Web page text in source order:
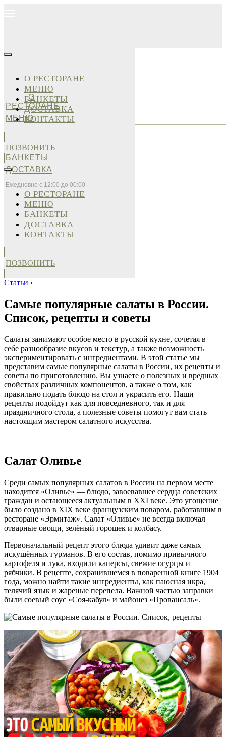
О
РЕСТОРАНЕ
МЕНЮ
БАНКЕТЫ
ДОСТАВКА
Ежедневно с 12:00 до 00:00
О РЕСТОРАНЕ
МЕНЮ
БАНКЕТЫ
ДОСТАВКА
КОНТАКТЫ
ПОЗВОНИТЬ
О РЕСТОРАНЕ
МЕНЮ
БАНКЕТЫ
ДОСТАВКА
КОНТАКТЫ
ПОЗВОНИТЬ
Статьи ›
Самые популярные салаты в России.
Список, рецепты и советы
Салаты занимают особое место в русской кухне, сочетая в
себе разнообразие вкусов и текстур, а также возможность
экспериментировать с ингредиентами. В этой статье мы
представим самые популярные салаты в России, их рецепты и
советы по приготовлению. Вы узнаете о полезных и вредных
свойствах различных компонентов, а также о том, как
правильно подать блюдо на стол и украсить его. Наши
рецепты подойдут как для повседневного, так и для
праздничного стола, а полезные советы помогут вам стать
настоящим мастером салатного искусства.
Салат Оливье
Среди самых популярных салатов в России на первом месте
находится «Оливье» — блюдо, завоевавшее сердца советских
граждан и остающееся актуальным в XXI веке. Это угощение
было создано в XIX веке французским поваром, работавшим в
ресторане «Эрмитаж». Салат «Оливье» не всегда включал
отварные овощи, зелёный горошек и колбасу.
Первоначальный рецепт этого блюда удивит даже самых
искушённых гурманов. В его состав, помимо привычного
картофеля и лука, входили каперсы, свежие огурцы и
рябчики. В рецепте, сохранившемся в поваренной книге 1904
года, можно найти такие ингредиенты, как паюсная икра,
телячий язык и жареные перепела. Важной частью заправки
были соевый соус «Соя-кабул» и майонез «Провансаль».